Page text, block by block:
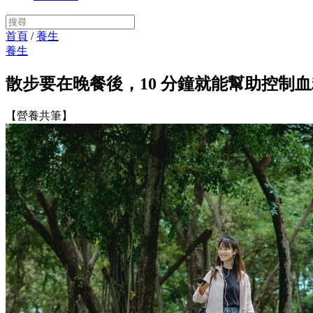
首頁 /養生
養生
散步要在晚餐後，10 分鐘就能幫助控制
【營養共筆】